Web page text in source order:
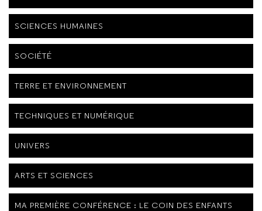
SCIENCES HUMAINES
SOCIÉTÉ
TERRE ET ENVIRONNEMENT
TECHNIQUES ET NUMÉRIQUE
UNIVERS
ARTS ET SCIENCES
MA PREMIÈRE CONFÉRENCE : LE COIN DES ENFANTS